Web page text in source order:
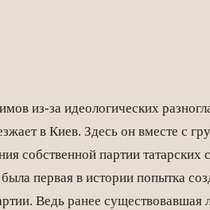
из-за идеологических
в Киев. Здесь он вместе с
собственной партии татарских
первая в истории попытка
Ведь ранее существовавшая